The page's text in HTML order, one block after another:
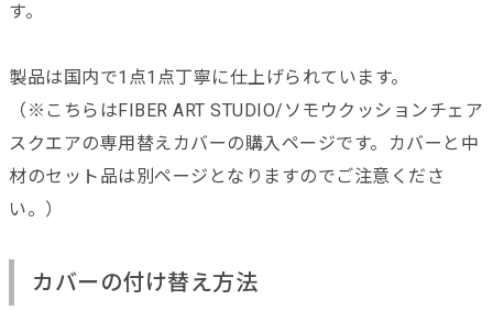
す。
製品は国内で1点1点丁寧に仕上げられています。
（※こちらはFIBER ART STUDIO/ソモウクッションチェア
スクエアの専用替えカバーの購入ページです。カバーと中
材のセット品は別ページとなりますのでご注意くださ
い。）
カバーの付け替え方法